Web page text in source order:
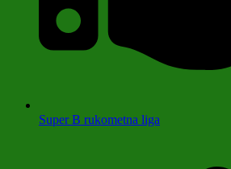
Super B rukometna liga